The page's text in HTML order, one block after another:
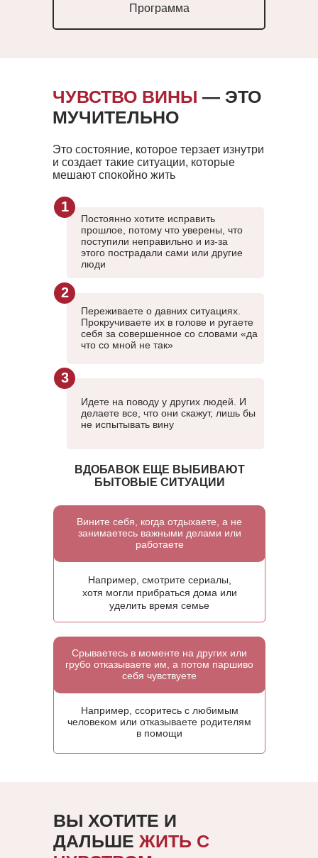
Программа
1
2
3
ЧУВСТВО ВИНЫ — ЭТО
МУЧИТЕЛЬНО
Это состояние, которое терзает изнутри
и создает такие ситуации, которые
мешают спокойно жить
Постоянно хотите исправить
прошлое, потому что уверены, что
поступили неправильно и из-за
этого пострадали сами или другие
люди
Переживаете о давних ситуациях.
Прокручиваете их в голове и ругаете
себя за совершенное со словами «да
что со мной не так»
Идете на поводу у других людей. И
делаете все, что они скажут, лишь бы
не испытывать вину
ВДОБАВОК ЕЩЕ ВЫБИВАЮТ
БЫТОВЫЕ СИТУАЦИИ
Вините себя, когда отдыхаете, а не
занимаетесь важными делами или
работаете
Например, смотрите сериалы,
хотя могли прибраться дома или
уделить время семье
Например, ссоритесь с любимым
человеком или отказываете родителям
в помощи
Срываетесь в моменте на других или
грубо отказываете им, а потом паршиво
себя чувствуете
ВЫ ХОТИТЕ И
ДАЛЬШЕ ЖИТЬ С